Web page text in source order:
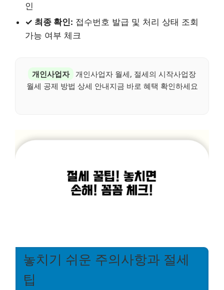
인
✓ 최종 확인: 접수번호 발급 및 처리 상태 조회
가능 여부 체크
개인사업자
개인사업자 월세, 절세의 시작사업장
월세 공제 방법 상세 안내지금 바로 혜택 확인하세요
놓치기 쉬운 주의사항과 절세
팁